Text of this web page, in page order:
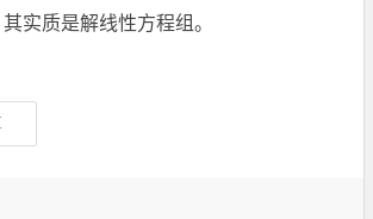
实质是解线性方程组。